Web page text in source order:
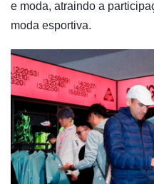
e moda, atraindo a
moda esportiva.